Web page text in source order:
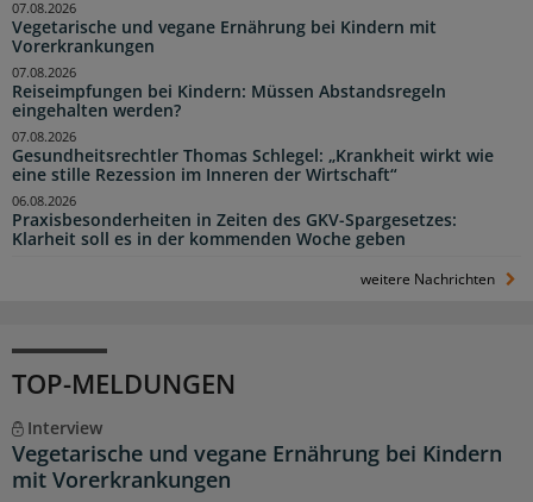
Vegetarische und vegane Ernährung bei Kindern mit
Vorerkrankungen
07.08.2026
Reiseimpfungen bei Kindern: Müssen Abstandsregeln
eingehalten werden?
07.08.2026
Gesundheitsrechtler Thomas Schlegel: „Krankheit wirkt wie
eine stille Rezession im Inneren der Wirtschaft“
07.08.2026
Praxisbesonderheiten in Zeiten des GKV-Spargesetzes:
Klarheit soll es in der kommenden Woche geben
06.08.2026
weitere Nachrichten
TOP-MELDUNGEN
Interview
Vegetarische und vegane Ernährung bei Kindern
mit Vorerkrankungen